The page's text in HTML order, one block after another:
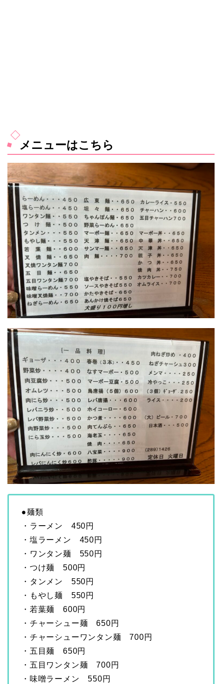
メニューはこちら
●麺類
・ラーメン 450円
・塩ラーメン 450円
・ワンタン麺 550円
・つけ麺 500円
・タンメン 550円
・もやし麺 550円
・若葉麺 600円
・チャーシュー麺 650円
・チャーシューワンタン麺 700円
・五目麺 650円
・五目ワンタン麺 700円
・味噌ラーメン 550円